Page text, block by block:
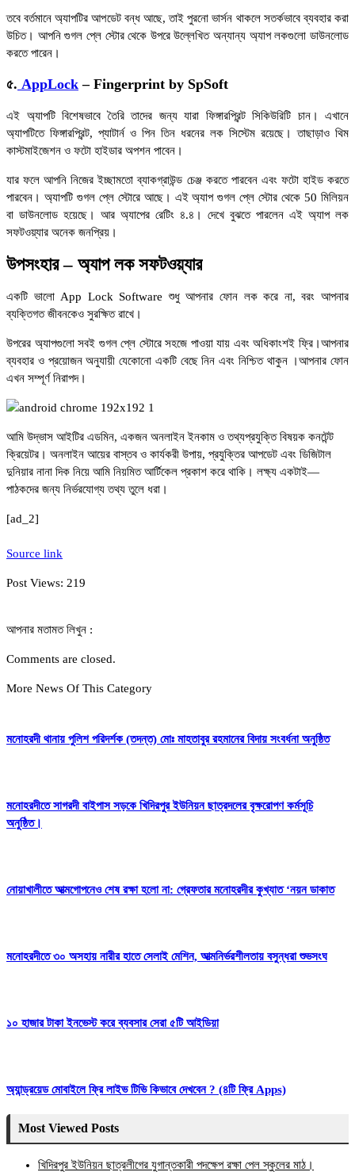
তবে বর্তমানে অ্যাপটির আপডেট বন্ধ আছে, তাই পুরনো ভার্সন থাকলে সতর্কভাবে ব্যবহার করা
উচিত। আপনি গুগল প্লে স্টোর থেকে উপরে উল্লেখিত অন্যান্য অ্যাপ লকগুলো ডাউনলোড
করতে পারেন।
৫. AppLock – Fingerprint by SpSoft
এই অ্যাপটি বিশেষভাবে তৈরি তাদের জন্য যারা ফিঙ্গারপ্রিন্ট সিকিউরিটি চান। এখানে
অ্যাপটিতে ফিঙ্গারপ্রিন্ট, প্যাটার্ন ও পিন তিন ধরনের লক সিস্টেম রয়েছে। তাছাড়াও থিম
কাস্টমাইজেশন ও ফটো হাইডার অপশন পাবেন।
যার ফলে আপনি নিজের ইচ্ছামতো ব্যাকগ্রাউন্ড চেঞ্জ করতে পারবেন এবং ফটো হাইড করতে
পারবেন। অ্যাপটি গুগল প্লে স্টোরে আছে। এই অ্যাপ গুগল প্লে স্টোর থেকে 50 মিলিয়ন
বা ডাউনলোড হয়েছে। আর অ্যাপের রেটিং ৪.৪। দেখে বুঝতে পারলেন এই অ্যাপ লক
সফটওয়্যার অনেক জনপ্রিয়।
উপসংহার – অ্যাপ লক সফটওয়্যার
একটি ভালো App Lock Software শুধু আপনার ফোন লক করে না, বরং আপনার
ব্যক্তিগত জীবনকেও সুরক্ষিত রাখে।
উপরের অ্যাপগুলো সবই গুগল প্লে স্টোরে সহজে পাওয়া যায় এবং অধিকাংশই ফ্রি।আপনার
ব্যবহার ও প্রয়োজন অনুযায়ী যেকোনো একটি বেছে নিন এবং নিশ্চিত থাকুন ।আপনার ফোন
এখন সম্পূর্ণ নিরাপদ।
আমি উদ্ভাস আইটির এডমিন, একজন অনলাইন ইনকাম ও তথ্যপ্রযুক্তি বিষয়ক কনটেন্ট
ক্রিয়েটর। অনলাইন আয়ের বাস্তব ও কার্যকরী উপায়, প্রযুক্তির আপডেট এবং ডিজিটাল
দুনিয়ার নানা দিক নিয়ে আমি নিয়মিত আর্টিকেল প্রকাশ করে থাকি। লক্ষ্য একটাই—
পাঠকদের জন্য নির্ভরযোগ্য তথ্য তুলে ধরা।
[ad_2]
Source link
Post Views: 219
আপনার মতামত লিখুন :
Comments are closed.
More News Of This Category
মনোহরদী থানায় পুলিশ পরিদর্শক (তদন্ত) মোঃ মাহতাবুর রহমানের বিদায় সংবর্ধনা অনুষ্ঠিত
মনোহরদীতে সাগরদী বাইপাস সড়কে খিদিরপুর ইউনিয়ন ছাত্রদলের বৃক্ষরোপণ কর্মসূচি
অনুষ্ঠিত।
নোয়াখালীতে আত্মগোপনেও শেষ রক্ষা হলো না: গ্রেফতার মনোহরদীর কুখ্যাত ‘নয়ন ডাকাত
মনোহরদীতে ৩০ অসহায় নারীর হাতে সেলাই মেশিন, আত্মনির্ভরশীলতায় বসুন্ধরা শুভসংঘ
১০ হাজার টাকা ইনভেস্ট করে ব্যবসার সেরা ৫টি আইডিয়া
অ্যান্ড্রয়েড মোবাইলে ফ্রি লাইভ টিভি কিভাবে দেখবেন ? (৪টি ফ্রি Apps)
Most Viewed Posts
খিদিরপুর ইউনিয়ন ছাত্রলীগের যুগান্তকারী পদক্ষেপ রক্ষা পেল স্কুলের মাঠ।